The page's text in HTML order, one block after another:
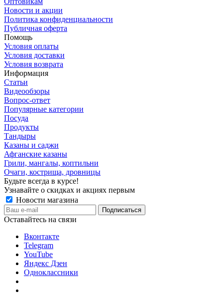
Новости и акции
Политика конфиденциальности
Публичная оферта
Помощь
Условия оплаты
Условия доставки
Условия возврата
Информация
Статьи
Видеообзоры
Вопрос-ответ
Популярные категории
Посуда
Продукты
Тандыры
Казаны и саджи
Афганские казаны
Грили, мангалы, коптильни
Очаги, кострища, дровницы
Будьте всегда в курсе!
Узнавайте о скидках и акциях первым
Новости магазина
Оставайтесь на связи
Вконтакте
Telegram
YouTube
Яндекс Дзен
Одноклассники